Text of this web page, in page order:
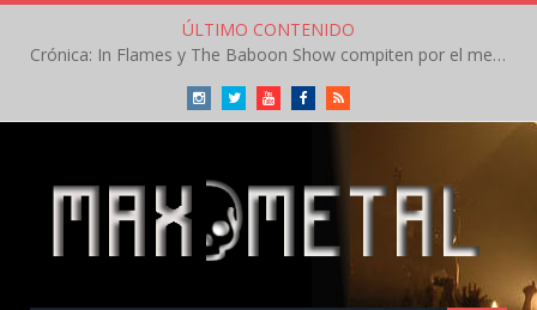
ÚLTIMO CONTENIDO
Crónica: In Flames y The Baboon Show compiten por el mejor concierto del día en el Leyendas del Rock – Viernes – Agosto 2026
InstagramTwitterYoutubeFacebookRSS